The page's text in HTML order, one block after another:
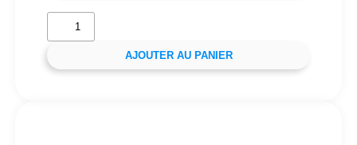
AJOUTER AU PANIER